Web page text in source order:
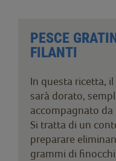
PESCE
FILANTI
In questa ricetta,
sarà dorato,
accompagnato
Si tratta di un
preparare
grammi di